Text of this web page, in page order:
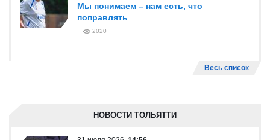
Мы понимаем – нам есть, что
поправлять
2020
Весь список
НОВОСТИ ТОЛЬЯТТИ